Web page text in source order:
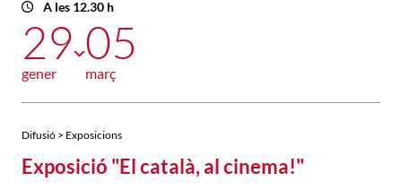
A les 12.30 h
29
gener
05
març
Difusió > Exposicions
Exposició "El català, al cinema!"